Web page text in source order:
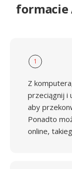
formacie
1
Z
przeciągnij i
aby
Ponadto
online,